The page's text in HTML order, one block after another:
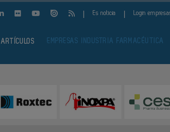
| Es noticia | Login
ARTÍCULOS EMPRESAS INDUSTRIA FARMACÉUTICA